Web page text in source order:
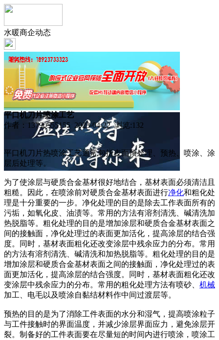
水暖商企动态
平口机刀片喷涂工艺
作者：13790555155 2023-04-22 浏览:132
平口机刀片热喷涂工艺通常包括表面预处理、预热、喷涂、涂
层后处理等。
为了使涂层与硬质合金基材很好地结合，基材表面必须清洁且
粗糙。因此，在喷涂前对硬质合金基材表面进行净化和粗化处
理是十分重要的一步。净化处理的目的是除去工作表面所有的
污垢，如氧化皮、油渍等。常用的方法有溶剂清洗、碱清洗加
热脱脂等。粗化处理的目的是增加涂层和硬质合金基材表面之
间的接触面，净化处理过的表面更加活化，提高涂层的结合强
度。同时，基材表面粗化还改变涂层中残余应力的分布。常用
的方法有溶剂清洗、碱清洗和加热脱脂等。粗化处理的目的是
增加涂层和硬质合金基材表面之间的接触面，净化处理过的表
面更加活化，提高涂层的结合强度。同时，基材表面粗化还改
变涂层中残余应力的分布。常用的粗化处理方法有喷砂、 机械
加工、电毛以及喷涂自黏结材料作中间过渡层等。
预热的目的是为了消除工件表面的水分和湿气，提高喷涂粒子
与工件接触时的界面温度，并减少涂层界面应力，避免涂层开
裂。制备好的工件表面要在尽量短的时间内进行喷涂，喷涂工